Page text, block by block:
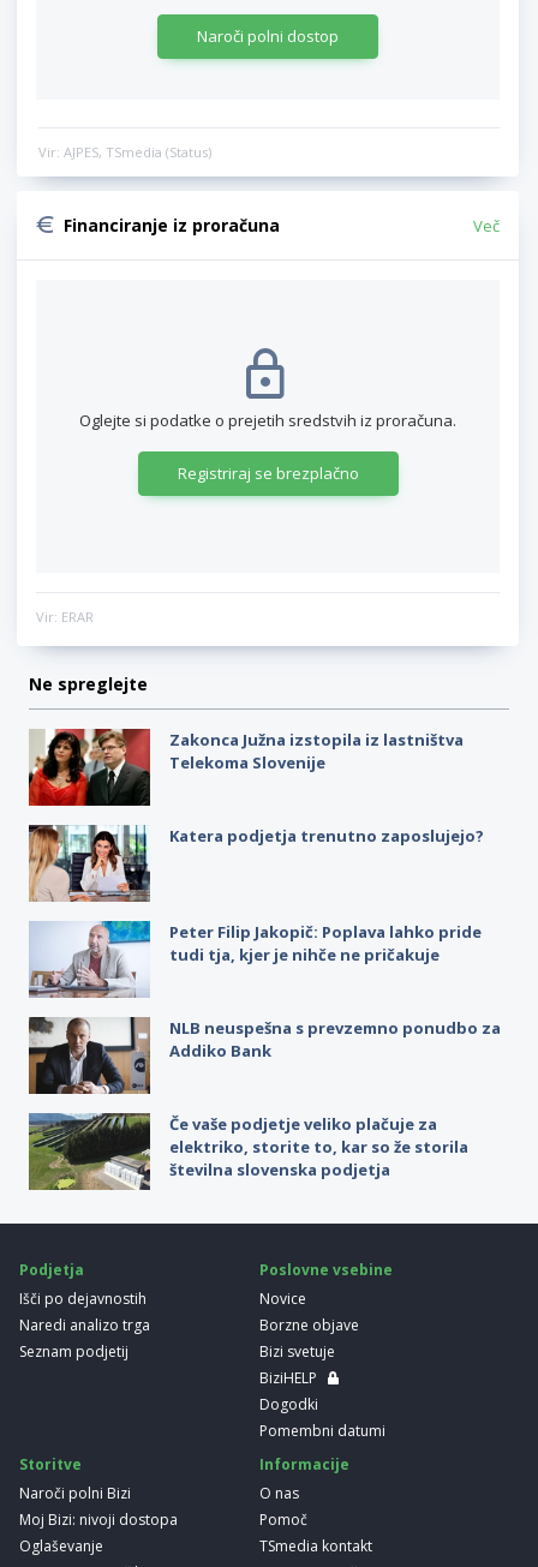
Naroči polni dostop
Vir: AJPES, TSmedia (Status)
Financiranje iz proračuna Več
Oglejte si podatke o prejetih sredstvih iz proračuna.
Registriraj se brezplačno
Vir: ERAR
Ne spreglejte
Zakonca Južna izstopila iz lastništva
Telekoma Slovenije
Katera podjetja trenutno zaposlujejo?
Peter Filip Jakopič: Poplava lahko pride
tudi tja, kjer je nihče ne pričakuje
NLB neuspešna s prevzemno ponudbo za
Addiko Bank
Če vaše podjetje veliko plačuje za
elektriko, storite to, kar so že storila
številna slovenska podjetja
Podjetja
Išči po dejavnostih
Naredi analizo trga
Seznam podjetij
Poslovne vsebine
Novice
Borzne objave
Bizi svetuje
BiziHELP
Dogodki
Pomembni datumi
Storitve
Naroči polni Bizi
Moj Bizi: nivoji dostopa
Oglaševanje
Informacije
O nas
Pomoč
TSmedia kontakt